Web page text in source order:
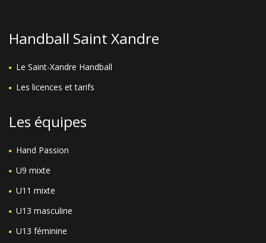
Handball Saint Xandre
Le Saint-Xandre Handball
Les licences et tarifs
Les équipes
Hand Passion
U9 mixte
U11 mixte
U13 masculine
U13 féminine